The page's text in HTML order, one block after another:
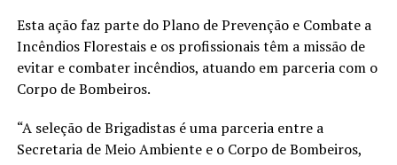
Esta ação faz parte do Plano de Prevenção e Combate a
Incêndios Florestais e os profissionais têm a missão de
evitar e combater incêndios, atuando em parceria com o
Corpo de Bombeiros.
“A seleção de Brigadistas é uma parceria entre a
Secretaria de Meio Ambiente e o Corpo de Bombeiros,